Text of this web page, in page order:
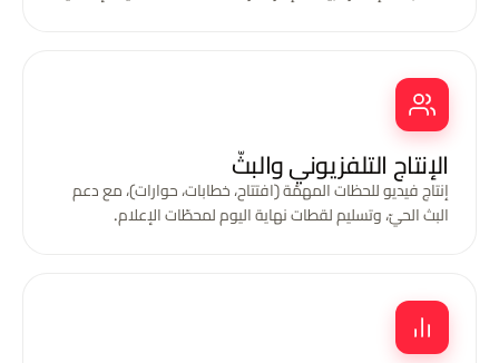
الإنتاج التلفزيوني والبثّ
إنتاج فيديو للحظات المهمّة (افتتاح، خطابات، حوارات)، مع دعم
البث الحيّ، وتسليم لقطات نهاية اليوم لمحطّات الإعلام.